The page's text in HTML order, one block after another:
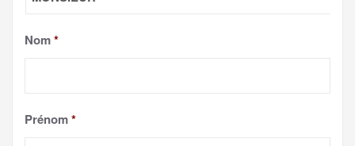
Nom*
Prénom*